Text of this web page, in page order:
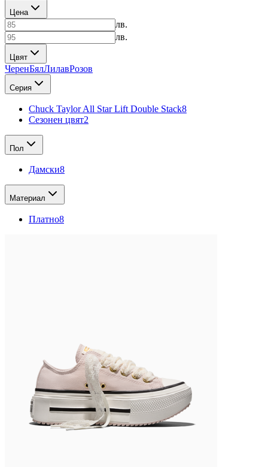
Цена
лв.
лв.
Цвят
ЧеренБялЛилавРозов
Серия
Chuck Taylor All Star Lift Double Stack8
Сезонен цвят2
Пол
Дамски8
Материал
Платно8